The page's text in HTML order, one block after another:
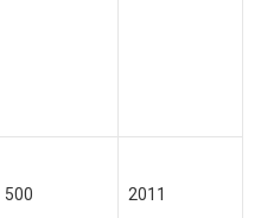
500 2011